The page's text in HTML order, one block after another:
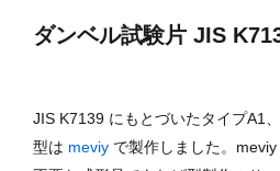
ダンベル試験片 JIS
JIS K7139 にもとづいたタイプA1
型は meviy で製作しました。